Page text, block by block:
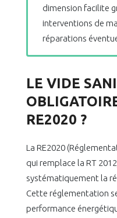
dimension facilite
interventions de
réparations
LE VIDE
RE2020 ?
La RE2020
qui remplace la RT
systématiquement la
Cette réglementation
performance